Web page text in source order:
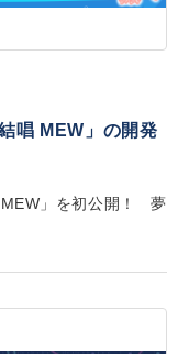
唱 MEW」の開発
MEW」を初公開！ 夢